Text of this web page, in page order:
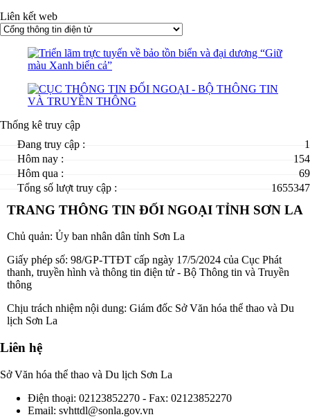
Liên kết web
Thống kê truy cập
Đang truy cập :
1
Hôm nay :
154
Hôm qua :
69
Tổng số lượt truy cập :
1655347
TRANG THÔNG TIN ĐỐI NGOẠI TỈNH SƠN LA
Chủ quản: Ủy ban nhân dân tỉnh Sơn La
Giấy phép số: 98/GP-TTĐT cấp ngày 17/5/2024 của Cục Phát
thanh, truyền hình và thông tin điện tử - Bộ Thông tin và Truyền
thông
Chịu trách nhiệm nội dung: Giám đốc Sở Văn hóa thể thao và Du
lịch Sơn La
Liên hệ
Sở Văn hóa thể thao và Du lịch Sơn La
Điện thoại: 02123852270 - Fax: 02123852270
Email: svhttdl@sonla.gov.vn